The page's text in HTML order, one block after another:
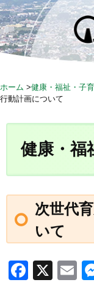
S
k
i
p
c
ホーム >健康・福祉・子
行動計画について
健康・福
次世代
いて
F
X
E